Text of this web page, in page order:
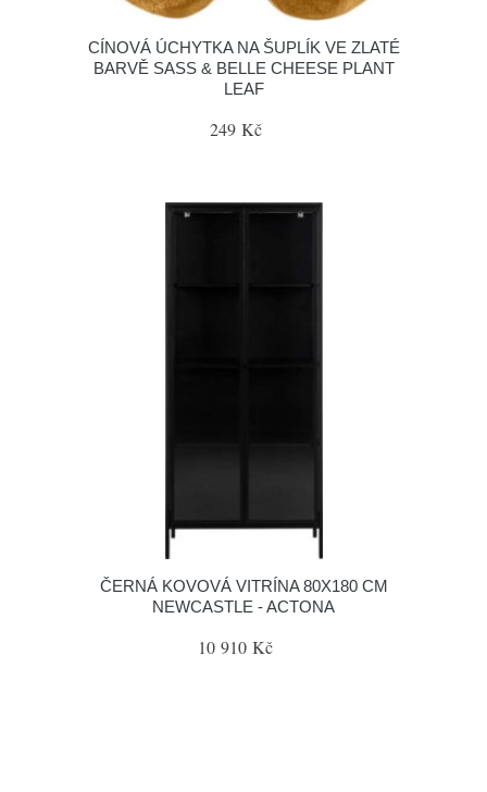
CÍNOVÁ ÚCHYTKA NA ŠUPLÍK VE ZLATÉ
BARVĚ SASS & BELLE CHEESE PLANT
LEAF
249 Kč
ČERNÁ KOVOVÁ VITRÍNA 80X180 CM
NEWCASTLE - ACTONA
10 910 Kč